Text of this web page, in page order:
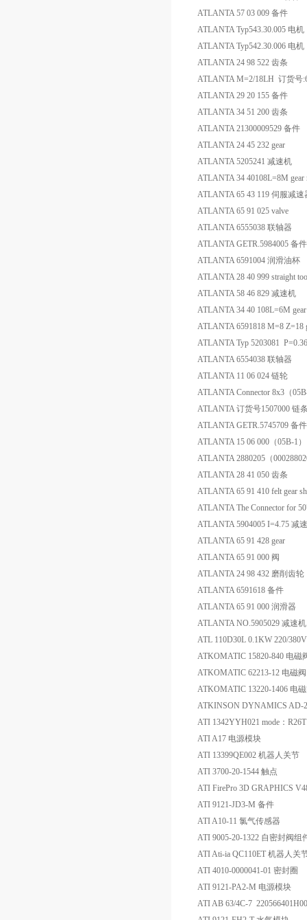
ATLANTA 57 03 009 备件
ATLANTA Typ543.30.005 电机
ATLANTA Typ542.30.006 电机
ATLANTA 24 98 522 齿条
ATLANTA M=2/18LH 订货号
ATLANTA 29 20 155 备件
ATLANTA 34 51 200 齿条
ATLANTA 21300009529 备件
ATLANTA 24 45 232 gear
ATLANTA 5205241 减速机
ATLANTA 34 40108L=8M gear
ATLANTA 65 43 119 伺服减
ATLANTA 65 91 025 valve
ATLANTA 6555038 联轴器
ATLANTA GETR.5984005 备件
ATLANTA 6591004 润滑油杯
ATLANTA 28 40 999 straight
ATLANTA 58 46 829 减速机
ATLANTA 34 40 108L=6M
ATLANTA 6591818 M=8 Z=18
ATLANTA Typ 5203081
ATLANTA 6554038 联轴器
ATLANTA 11 06 024 链轮
ATLANTA Connector 8x3（
ATLANTA 订货号1507000 链
ATLANTA GETR.5745709 备件
ATLANTA 15 06 000（05B-1
ATLANTA 2880205（
ATLANTA 28 41 050 齿条
ATLANTA 65 91 410 felt gear
ATLANTA The Connector for
ATLANTA 5904005 I=4.75 减
ATLANTA 65 91 428 gear
ATLANTA 65 91 000 阀
ATLANTA 24 98 432 磨削齿轮
ATLANTA 6591618 备件
ATLANTA 65 91 000 润滑器
ATLANTA NO.5905029 减速机
ATL 110D30L 0.1KW 220/
ATKOMATIC 15820-840 电磁
ATKOMATIC 62213-12 电磁阀
ATKOMATIC 13220-1406 电
ATKINSON DYNAMICS AD-
ATI 1342YYH021 mode：
ATI A17 电源模块
ATI 13399QE002 机器人关节
ATI 3700-20-1544 触点
ATI FirePro 3D GRAPHICS
ATI 9121-JD3-M 备件
ATI A10-11 氯气传感器
ATI 9005-20-1322 自密封阀组
ATI Ati-ia QC110ET 机器人关
ATI 4010-0000041-01 密封圈
ATI 9121-PA2-M 电源模块
ATI AB 63/4C-7